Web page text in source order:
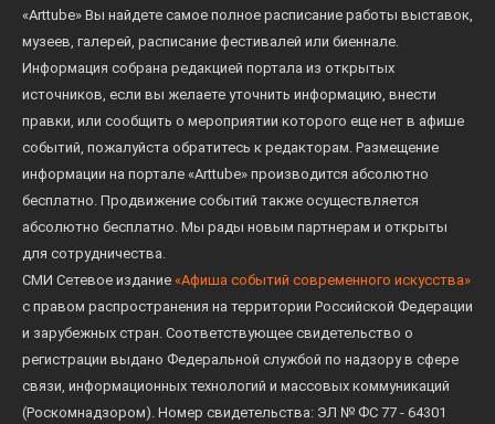
«Arttube» Вы найдете самое полное расписание работы выставок,
музеев, галерей, расписание фестивалей или биеннале.
Информация собрана редакцией портала из открытых
источников, если вы желаете уточнить информацию, внести
правки, или сообщить о мероприятии которого еще нет в афише
событий, пожалуйста обратитесь к редакторам. Размещение
информации на портале «Arttube» производится абсолютно
бесплатно. Продвижение событий также осуществляется
абсолютно бесплатно. Мы рады новым партнерам и открыты
для сотрудничества.
СМИ Сетевое издание «Афиша событий современного искусства»
с правом распространения на территории Российской Федерации
и зарубежных стран. Соответствующее свидетельство о
регистрации выдано Федеральной службой по надзору в сфере
связи, информационных технологий и массовых коммуникаций
(Роскомнадзором). Номер свидетельства: ЭЛ № ФС 77 - 64301